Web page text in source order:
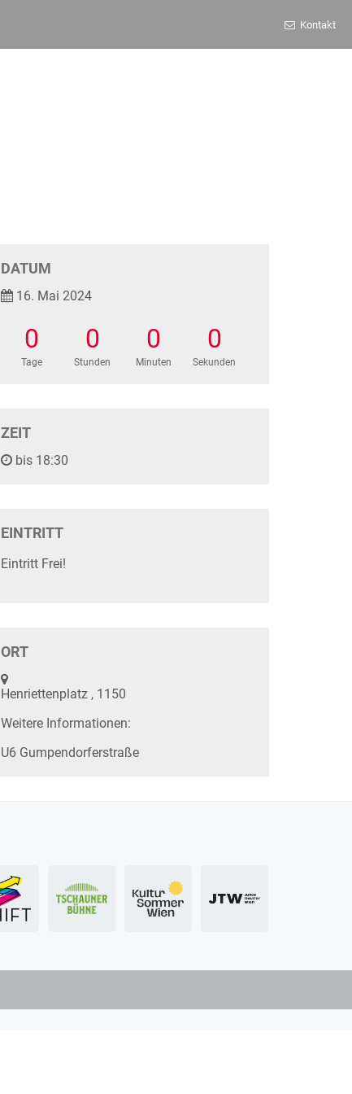
Kontakt
DATUM
16. Mai 2024
0
Tage
0
Stunden
0
Minuten
0
Sekunden
ZEIT
bis 18:30
EINTRITT
Eintritt Frei!
ORT
Henriettenplatz , 1150
Weitere Informationen:
U6 Gumpendorferstraße